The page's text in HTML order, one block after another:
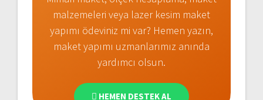
malzemeleri veya lazer kesim maket
yapımı ödeviniz mi var? Hemen yazın,
maket yapımı uzmanlarımız anında
yardımcı olsun.
HEMEN DESTEK AL